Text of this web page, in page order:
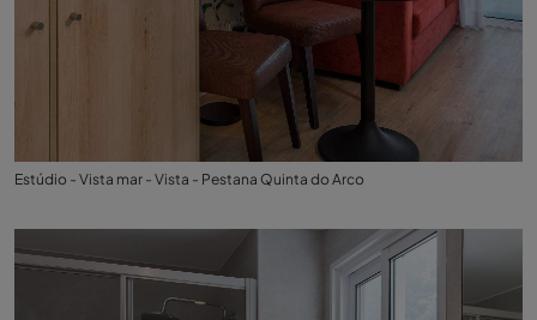
Estúdio - Vista mar - Vista - Pestana Quinta do Arco